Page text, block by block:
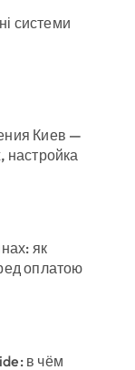
системи
Киев —
настройка
як
оплатою
в чём